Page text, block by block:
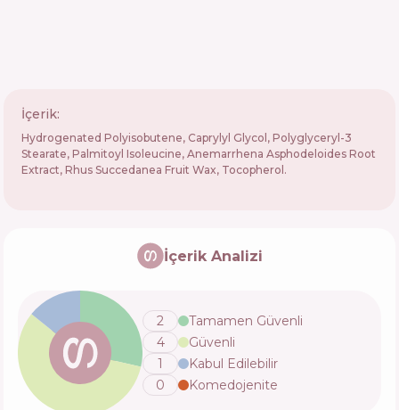
İçerik:
Hydrogenated Polyisobutene, Caprylyl Glycol, Polyglyceryl-3
Stearate, Palmitoyl Isoleucine, Anemarrhena Asphodeloides Root
Extract, Rhus Succedanea Fruit Wax, Tocopherol.
İçerik Analizi
2
Tamamen Güvenli
4
Güvenli
1
Kabul Edilebilir
0
Komedojenite